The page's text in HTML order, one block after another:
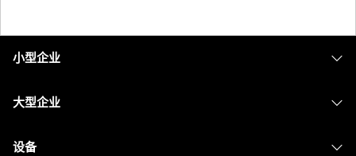
小型企业
大型企业
设备